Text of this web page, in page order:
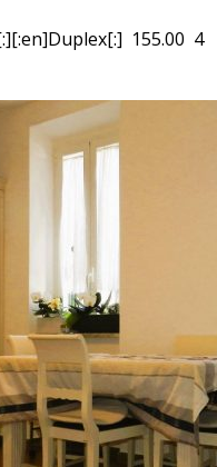
155.00 4